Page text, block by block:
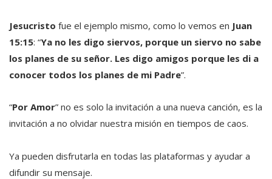
Jesucristo fue el ejemplo mismo, como lo vemos en Juan
15:15: “Ya no les digo siervos, porque un siervo no sabe
los planes de su señor. Les digo amigos porque les di a
conocer todos los planes de mi Padre”.
“Por Amor” no es solo la invitación a una nueva canción, es la
invitación a no olvidar nuestra misión en tiempos de caos.
Ya pueden disfrutarla en todas las plataformas y ayudar a
difundir su mensaje.